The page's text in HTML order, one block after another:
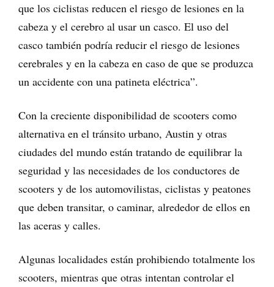
que los ciclistas reducen el riesgo de lesiones en la
cabeza y el cerebro al usar un casco. El uso del
casco también podría reducir el riesgo de lesiones
cerebrales y en la cabeza en caso de que se produzca
un accidente con una patineta eléctrica”.
Con la creciente disponibilidad de scooters como
alternativa en el tránsito urbano, Austin y otras
ciudades del mundo están tratando de equilibrar la
seguridad y las necesidades de los conductores de
scooters y de los automovilistas, ciclistas y peatones
que deben transitar, o caminar, alrededor de ellos en
las aceras y calles.
Algunas localidades están prohibiendo totalmente los
scooters, mientras que otras intentan controlar el